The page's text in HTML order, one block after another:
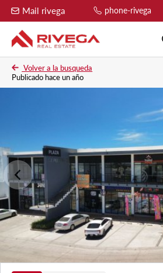
Mail rivega phone-rivega
Volver a la busqueda
Publicado hace un año